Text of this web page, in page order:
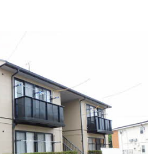
関東
中国・四国